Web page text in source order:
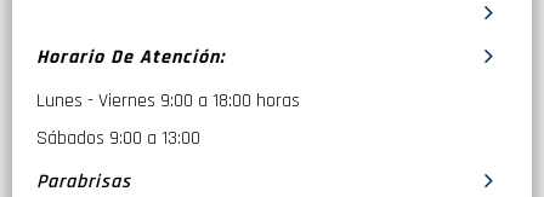
Horario De Atención:
Lunes - Viernes 9:00 a 18:00 horas
Sábados 9:00 a 13:00
Parabrisas